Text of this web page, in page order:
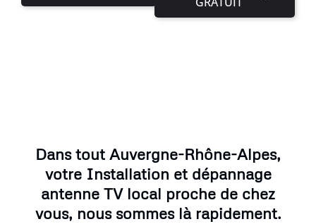
Dans tout Auvergne-Rhône-Alpes,
votre Installation et dépannage
antenne TV local proche de chez
vous, nous sommes là rapidement.